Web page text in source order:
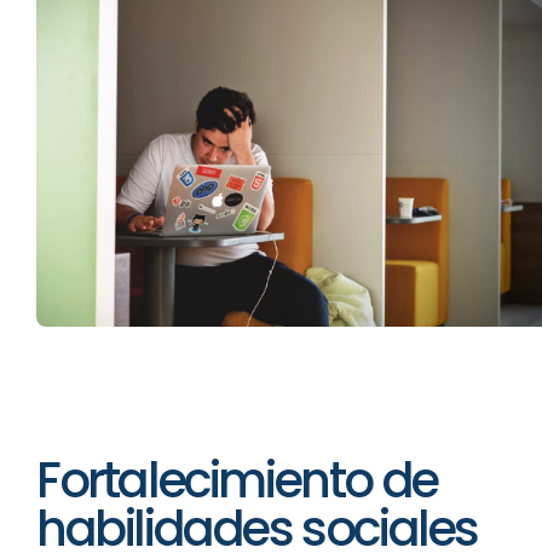
Fortalecimiento de
habilidades sociales